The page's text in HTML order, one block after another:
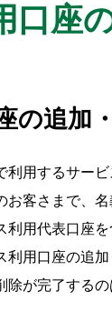
口座
の追加
用するサー
客さまで、
用代表口座
用口座の追
が完了するの